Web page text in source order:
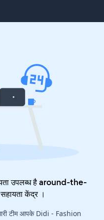
उपलब्ध है around-the-
सहायता केंद्र।
टीम आपके Didi - Fashion